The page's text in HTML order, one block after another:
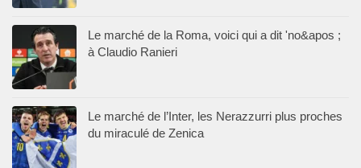
Le marché de la Roma, voici qui a dit 'no&apos ;
à Claudio Ranieri
Le marché de l’Inter, les Nerazzurri plus proches
du miraculé de Zenica